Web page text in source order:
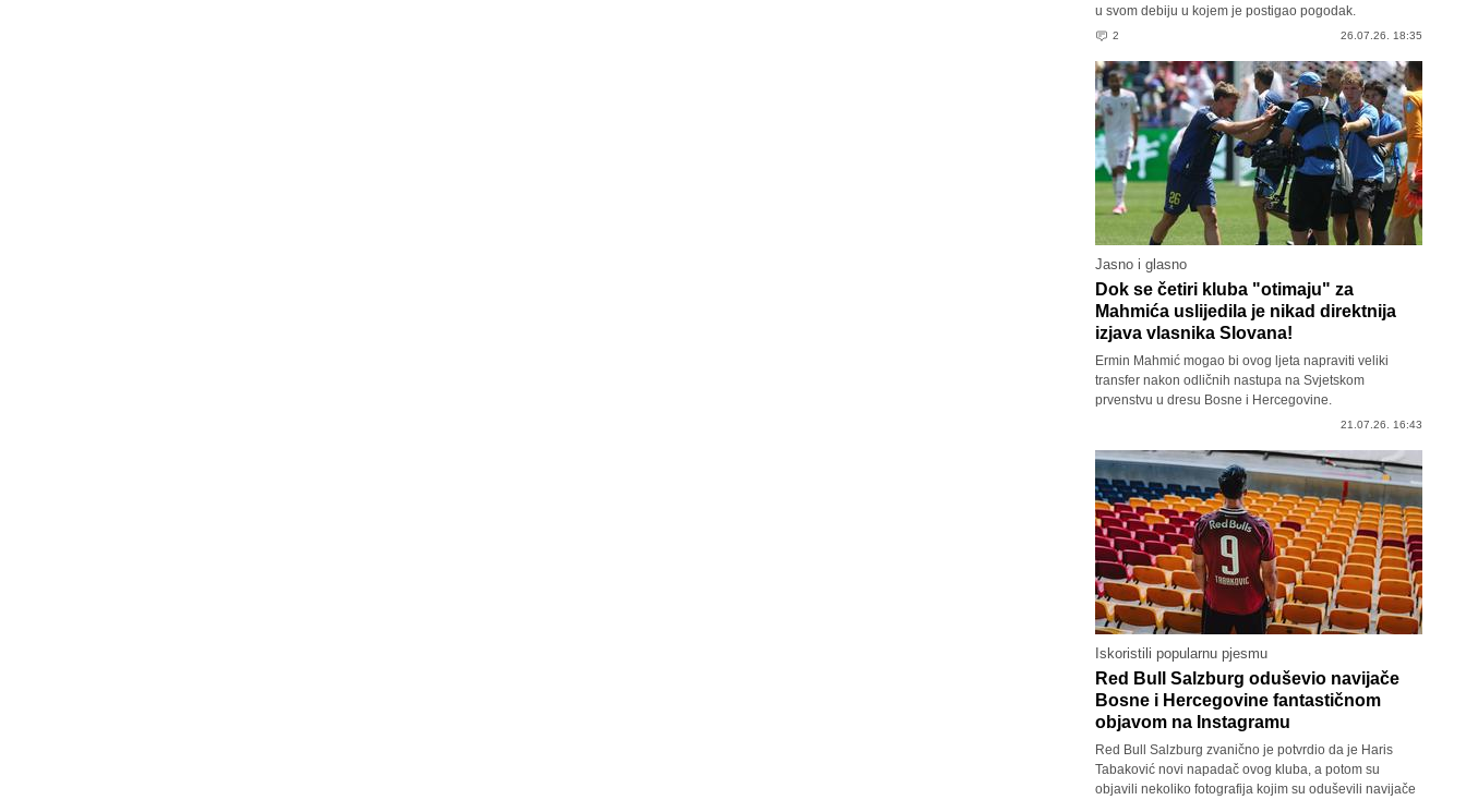
u svom debiju u kojem je postigao pogodak.
2 26.07.26. 18:35
Jasno i glasno
Dok se četiri kluba "otimaju" za
Mahmića uslijedila je nikad direktnija
izjava vlasnika Slovana!
Ermin Mahmić mogao bi ovog ljeta napraviti veliki
transfer nakon odličnih nastupa na Svjetskom
prvenstvu u dresu Bosne i Hercegovine.
21.07.26. 16:43
Iskoristili popularnu pjesmu
Red Bull Salzburg oduševio navijače
Bosne i Hercegovine fantastičnom
objavom na Instagramu
Red Bull Salzburg zvanično je potvrdio da je Haris
Tabaković novi napadač ovog kluba, a potom su
objavili nekoliko fotografija kojim su oduševili navijače